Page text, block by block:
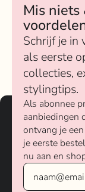
Mis
Schrijf je in
als eerste
collecties,
stylingtips.
Als abonnee
aanbiedingen
ontvang je
je eerste
nu aan en